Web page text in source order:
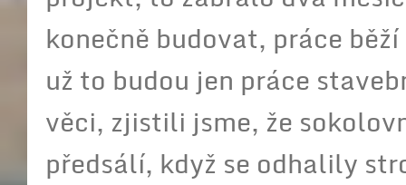
konečně budovat, práce
už to budou jen práce
věci, zjistili jsme, že
předsálí, když se odhalily